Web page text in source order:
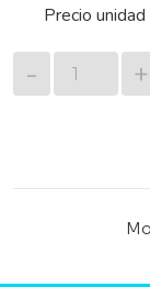
Precio unidad